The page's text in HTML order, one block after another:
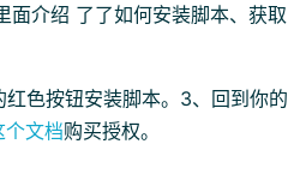
面介绍 了了如何安装脚本、获取
色按钮安装脚本。3、回到你的
个文档购买授权。